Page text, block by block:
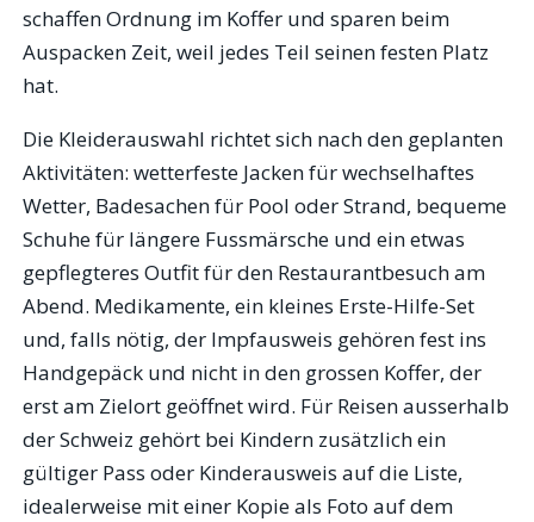
schaffen Ordnung im Koffer und sparen beim
Auspacken Zeit, weil jedes Teil seinen festen Platz
hat.
Die Kleiderauswahl richtet sich nach den geplanten
Aktivitäten: wetterfeste Jacken für wechselhaftes
Wetter, Badesachen für Pool oder Strand, bequeme
Schuhe für längere Fussmärsche und ein etwas
gepflegteres Outfit für den Restaurantbesuch am
Abend. Medikamente, ein kleines Erste-Hilfe-Set
und, falls nötig, der Impfausweis gehören fest ins
Handgepäck und nicht in den grossen Koffer, der
erst am Zielort geöffnet wird. Für Reisen ausserhalb
der Schweiz gehört bei Kindern zusätzlich ein
gültiger Pass oder Kinderausweis auf die Liste,
idealerweise mit einer Kopie als Foto auf dem